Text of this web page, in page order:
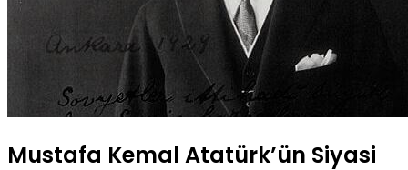
Mustafa Kemal Atatürk’ün Siyasi